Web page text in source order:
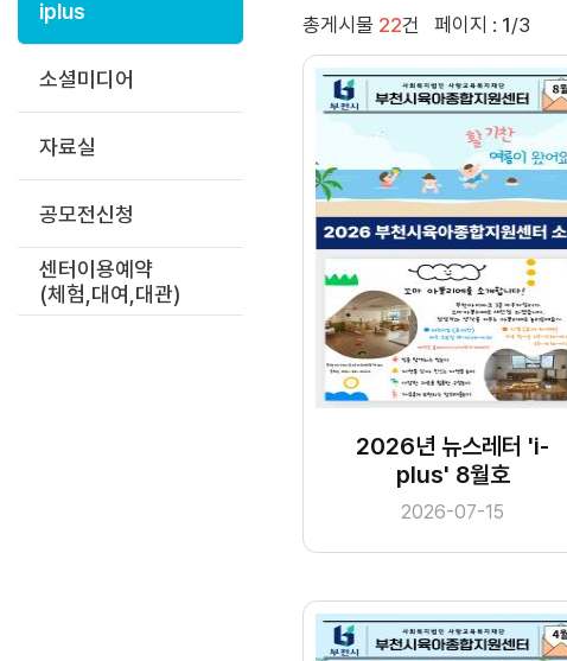
iplus
소셜미디어
자료실
공모전신청
센터이용예약
(체험,대여,대관)
총게시물 22건 페이지 : 1/3
2026년 뉴스레터 'i-
plus' 8월호
2026-07-15